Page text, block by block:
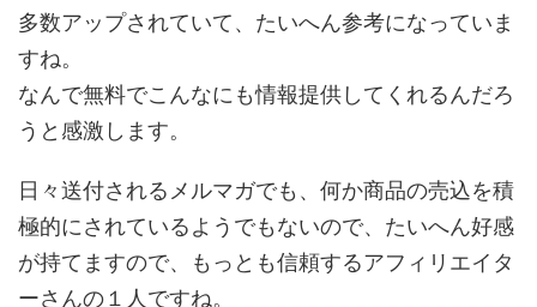
多数アップされていて、たいへん参考になっていま
すね。
なんで無料でこんなにも情報提供してくれるんだろ
うと感激します。
日々送付されるメルマガでも、何か商品の売込を積
極的にされているようでもないので、たいへん好感
が持てますので、もっとも信頼するアフィリエイタ
ーさんの１人ですね。